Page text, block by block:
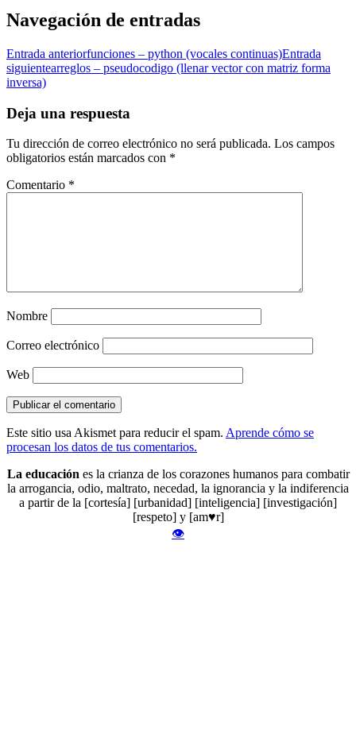
Navegación de entradas
Entrada anteriorfunciones – python (vocales continuas)Entrada
siguientearreglos – pseudocodigo (llenar vector con matriz forma
inversa)
Deja una respuesta
Tu dirección de correo electrónico no será publicada. Los campos
obligatorios están marcados con *
Comentario *
Nombre
Correo electrónico
Web
Este sitio usa Akismet para reducir el spam. Aprende cómo se
procesan los datos de tus comentarios.
La educaciónes la crianza de los corazones humanos para combatir
la arrogancia, odio, maltrato, necedad, la ignorancia y la indiferencia
a partir de la [cortesía] [urbanidad] [inteligencia] [investigación]
[respeto] y [am♥r]
👁